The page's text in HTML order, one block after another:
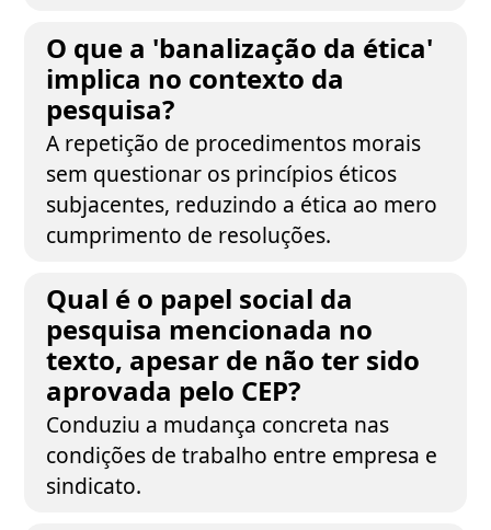
O que a 'banalização da ética'
implica no contexto da
pesquisa?
A repetição de procedimentos morais
sem questionar os princípios éticos
subjacentes, reduzindo a ética ao mero
cumprimento de resoluções.
Qual é o papel social da
pesquisa mencionada no
texto, apesar de não ter sido
aprovada pelo CEP?
Conduziu a mudança concreta nas
condições de trabalho entre empresa e
sindicato.